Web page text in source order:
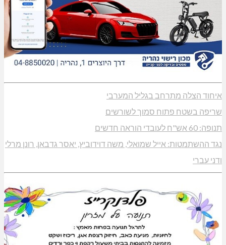
איחוד הצלה מתרחב בגליל המערבי
שריפה בשטח פתוח סמוך לשורשים
תנופה: 60 אש"ח לעובדי הוראה חדשים
נגד ההשתמטות: אייל שמואלי, משה דוידוביץ, יאסר גדבאן, רונן מרלי
ודני עברי